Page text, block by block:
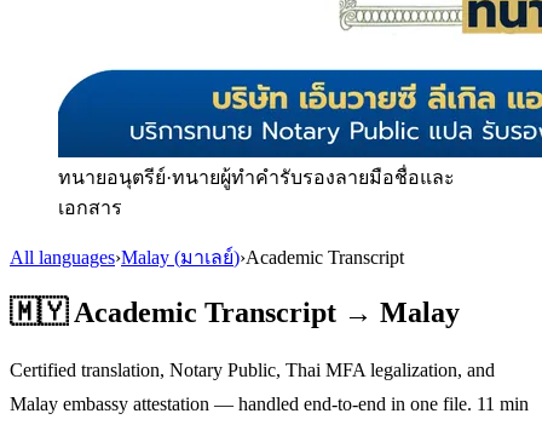
ทนายอนุตรีย์·ทนายผู้ทำคำรับรองลายมือชื่อและ
เอกสาร
All languages›Malay (มาเลย์)›Academic Transcript
🇲🇾 Academic Transcript → Malay
Certified translation, Notary Public, Thai MFA legalization, and
Malay embassy attestation — handled end-to-end in one file. 11 min